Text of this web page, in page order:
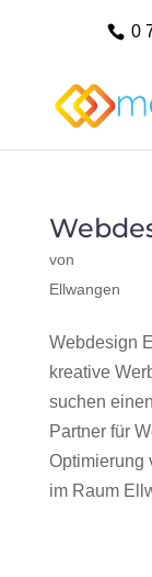
0
von
Ellwangen
Webdesign
kreative
suchen
Partner für
Optimierung
im Raum